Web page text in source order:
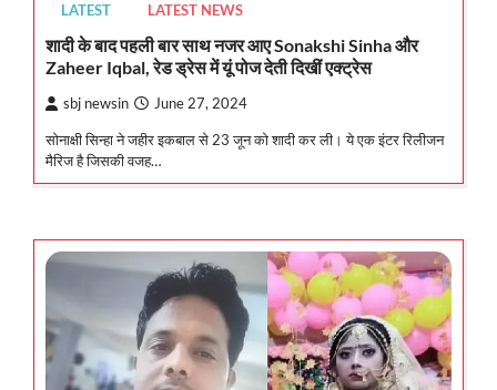
LATEST LATEST NEWS
शादी के बाद पहली बार साथ नजर आए Sonakshi Sinha और
Zaheer Iqbal, रेड ड्रेस में यूं पोज देती दिखीं एक्ट्रेस
sbj newsin June 27, 2024
सोनाक्षी सिन्हा ने जहीर इकबाल से 23 जून को शादी कर ली। ये एक इंटर रिलीजन
मैरिज है जिसकी वजह…